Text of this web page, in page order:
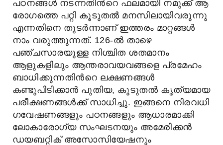
പഠനങ്ങള്‍ നടന്നതിന്‍റെ ഫലമായി നമുക്ക് ആ
രോഗത്തെ പറ്റി കൂടുതല്‍ മനസിലായിവരുന്നു
എന്നതിനെ തുടര്‍ന്നാണ്‌ ഇത്തരം മാറ്റങ്ങള്‍
നാം വരുത്തുന്നത്. 126-ൽ താഴെ
പഞ്ചസാരയുള്ള നിശ്ചിത ശതമാനം
ആളുകളിലും ആന്തരാവയവങ്ങളെ പ്രമേഹം
ബാധിക്കുന്നതിന്‍റെ ലക്ഷണങ്ങള്‍
കണ്ടുപിടിക്കാന്‍ പുതിയ, കൂടുതല്‍ കൃത്യമായ
പരീക്ഷണങ്ങള്‍ക്ക് സാധിച്ചു. ഇങ്ങനെ നിരവധി
ഗവേഷണങ്ങളും പഠനങ്ങളും ആധാരമാക്കി
ലോകാരോഗ്യ സംഘടനയും അമേരിക്കൻ
ഡയബറ്റിക് അസോസിയേഷനും